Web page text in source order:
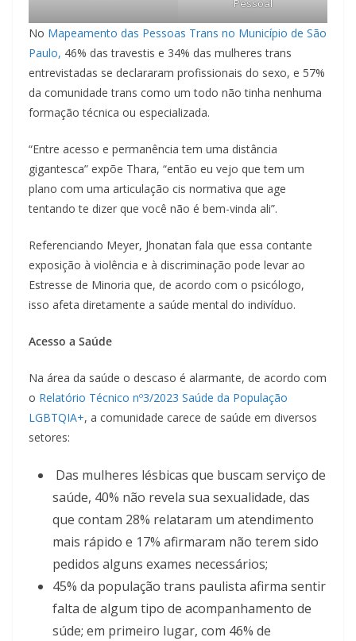
Pessoal
No Mapeamento das Pessoas Trans no Município de São
Paulo, 46% das travestis e 34% das mulheres trans
entrevistadas se declararam profissionais do sexo, e 57%
da comunidade trans como um todo não tinha nenhuma
formação técnica ou especializada.
“Entre acesso e permanência tem uma distância
gigantesca” expõe Thara, “então eu vejo que tem um
plano com uma articulação cis normativa que age
tentando te dizer que você não é bem-vinda ali”.
Referenciando Meyer, Jhonatan fala que essa contante
exposição à violência e à discriminação pode levar ao
Estresse de Minoria que, de acordo com o psicólogo,
isso afeta diretamente a saúde mental do indivíduo.
Acesso a Saúde
Na área da saúde o descaso é alarmante, de acordo com
o Relatório Técnico nº3/2023 Saúde da População
LGBTQIA+, a comunidade carece de saúde em diversos
setores:
Das mulheres lésbicas que buscam serviço de
saúde, 40% não revela sua sexualidade, das
que contam 28% relataram um atendimento
mais rápido e 17% afirmaram não terem sido
pedidos alguns exames necessários;
45% da população trans paulista afirma sentir
falta de algum tipo de acompanhamento de
súde; em primeiro lugar, com 46% de